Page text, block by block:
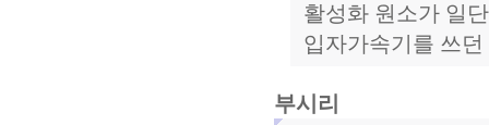
활성화 원소가 일
입자가속기를 쓰
부시리